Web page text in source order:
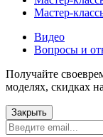
Мастер-
Видео
Вопросы и
Получайте
моделях, скидках
Закрыть